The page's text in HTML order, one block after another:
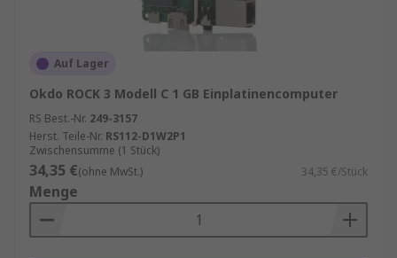
Auf Lager
Okdo ROCK 3 Modell C 1 GB Einplatinencomputer
RS Best.-Nr. 249-3157
Herst. Teile-Nr. RS112-D1W2P1
Zwischensumme (1 Stück)
34,35 €(ohne MwSt.) 34,35 €/Stück
Menge